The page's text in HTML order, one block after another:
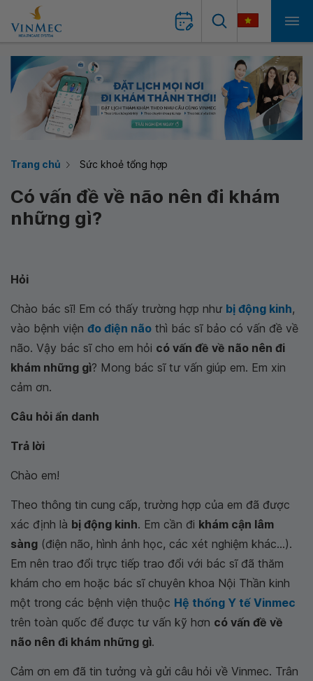
Trang chủ Sức khoẻ tổng hợp
Có vấn đề về não nên đi khám
những gì?
Hỏi
Chào bác sĩ! Em có thấy trường hợp như bị động kinh,
vào bệnh viện đo điện não thì bác sĩ bảo có vấn đề về
não. Vậy bác sĩ cho em hỏi có vấn đề về não nên đi
khám những gì? Mong bác sĩ tư vấn giúp em. Em xin
cảm ơn.
Câu hỏi ẩn danh
Trả lời
Chào em!
Theo thông tin cung cấp, trường hợp của em đã được
xác định là bị động kinh. Em cần đi khám cận lâm
sàng (điện não, hình ảnh học, các xét nghiệm khác...).
Em nên trao đổi trực tiếp trao đổi với bác sĩ đã thăm
khám cho em hoặc bác sĩ chuyên khoa Nội Thần kinh
một trong các bệnh viện thuộc Hệ thống Y tế Vinmec
trên toàn quốc để được tư vấn kỹ hơn có vấn đề về
não nên đi khám những gì.
Cảm ơn em đã tin tưởng và gửi câu hỏi về Vinmec. Trân